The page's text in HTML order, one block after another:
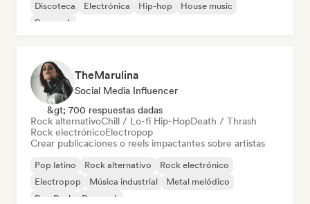
Discoteca
Electrónica Hip-hop
House music
Pop rock
TheMarulina
Social Media Influencer
&gt; 700 respuestas dadas
Rock alternativoChill / Lo-fi Hip-HopDeath / Thrash
Rock electrónicoElectropop
Crear publicaciones o reels impactantes sobre artistas
Pop latino Rock alternativo
Rock electrónico
Electropop
Música industrial
Metal melódico
Pop Punk
Pop rock